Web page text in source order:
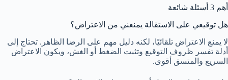
أهم 3 أسئلة شائعة
هل توقيعي على الاستقالة يمنعني من الاعتراض؟
لا يمنع الاعتراض تلقائيًا، لكنه دليل مهم على الرضا الظاهر. تحتاج إلى
أدلة تفسر ظروف التوقيع وتثبت الضغط أو الغش، ويكون الاعتراض
السريع والمتسق أقوى.